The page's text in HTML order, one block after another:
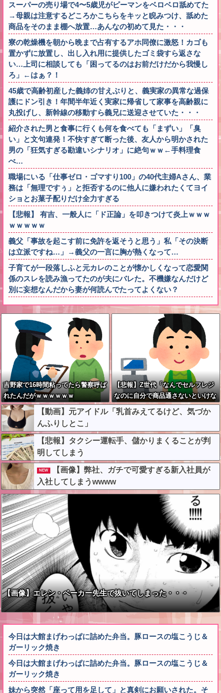
スーパーの売り場で4〜5歳児がピーマンをベロベロ舐めてた
→母親は注意するどころかこちらをキッと睨みつけ、舐めた
商品をそのまま棚へ放置…あんなの初めて見た・・・
寮の乾燥機を朝から晩まで占有するアホ同僚に激怒！カゴも
置かずに放置し、出し入れ用に提供したゴミ袋すら返さな
い…上司に相談しても「困ってるのはお前だけだから我慢し
ろ」←はぁ？！
45歳で高齢初産した義姉の甘えぶりと、義実家の異常な過保
護にドン引き！年間半年近く実家に帰省して家事を高齢親に
丸投げし、新幹線の移動すら義兄に送迎させていた・・・
紹介された男と食事に行くも何を食べても「まずい」「臭
い」と文句連発！不快すぎて断った後、友人から明かされた
男の「狂気すぎる勘違いシナリオ」に絶句ｗｗ←手料理食
べ…
職場にいる「仕事ゼロ・ゴマすり100」の40代主婦Aさん、業
務は「無理ですぅ」と拒否するのに他人に嫌われたくてヨイ
ショとお菓子配りだけ全力すぎる
【悲報】 有吉、一般人に「ド正論」を叩きつけて炎上ｗｗｗ
ｗｗｗｗｗ
義父「事故を起こす前に免許を返そうと思う」私「その決断
は立派ですね…」→義父の一言に胸が熱くなって…
子育てが一段落しふと元カレのことが懐かしくなって恋愛関
係のスレを読み漁ってたのが夫にバレた。不機嫌なんだけど
別に妄想なんだから妻が何読んでたってよくない？
吉野家で16時間粘ってたら警察呼ば
れたんだがｗｗｗｗｗｗ
【悲報】Z世代「なんでセルフレジ
なのに自分で商品通さないといけな
いんだ」
【動画】元アイドル「乳首みえてるけど、気づか
んふりしとこ」
【悲報】タクシー運転手、儲かりまくることが判
明してしまう
NEW
【画像】弊社、ガチで可愛すぎる新入社員が
入社してしまうwwww
【画像】エレン・ベーカー先生で抜いてしまった・・・
今日は大館まげわっぱに詰めた弁当。豚ロースの塩こうじ＆
ガーリック焼き
今日は大館まげわっぱに詰めた弁当。豚ロースの塩こうじ＆
ガーリック焼き
妹から突然「座って用を足して」と真剣にお願いされた。そ